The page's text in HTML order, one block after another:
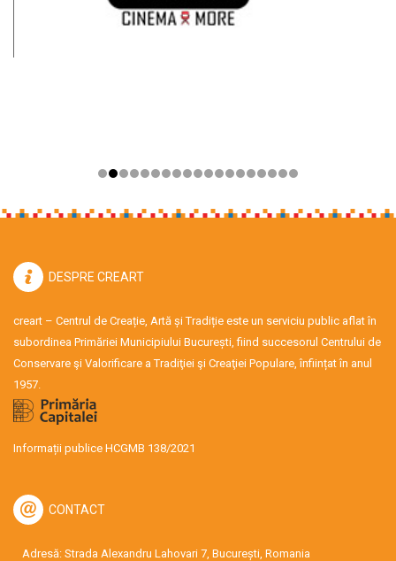
DESPRE CREART
creart – Centrul de Creație, Artă și Tradiție este un serviciu public aflat în
subordinea Primăriei Municipiului București, fiind succesorul Centrului de
Conservare şi Valorificare a Tradiţiei şi Creaţiei Populare, înființat în anul
1957.
Informații publice HCGMB 138/2021
CONTACT
Adresă: Strada Alexandru Lahovari 7, București, Romania